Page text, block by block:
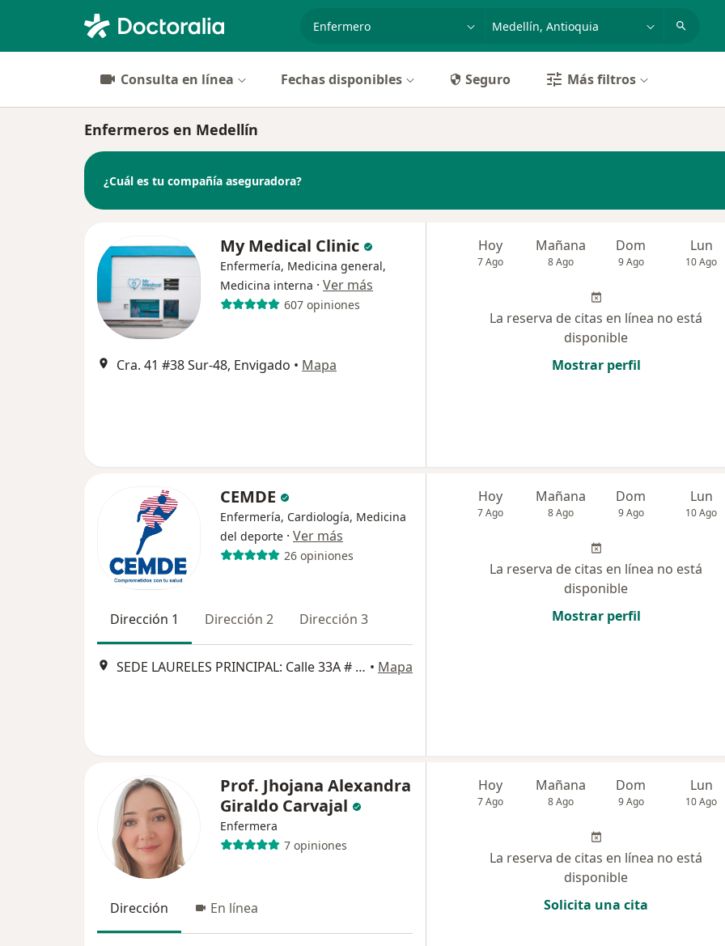
p. ej. Bogotá
Consulta en línea Fechas disponibles Seguro Más filtros
Enfermeros en Medellín
¿Cuál es tu compañía aseguradora?
My Medical Clinic
Enfermería, Medicina general,
Medicina interna · Ver más
607 opiniones
Cra. 41 #38 Sur-48, Envigado • Mapa
Hoy
7 Ago
Mañana
8 Ago
Dom
9 Ago
Lun
10 Ago
La reserva de citas en línea no está
disponible
Mostrar perfil
CEMDE
Enfermería, Cardiología, Medicina
del deporte · Ver más
26 opiniones
Dirección 1 Dirección 2 Dirección 3
SEDE LAURELES PRINCIPAL: Calle 33A # 74B-175, Medellín • Mapa
Hoy
7 Ago
Mañana
8 Ago
Dom
9 Ago
Lun
10 Ago
La reserva de citas en línea no está
disponible
Mostrar perfil
Prof. Jhojana Alexandra
Giraldo Carvajal
Enfermera
7 opiniones
Dirección En línea
Hoy
7 Ago
Mañana
8 Ago
Dom
9 Ago
Lun
10 Ago
La reserva de citas en línea no está
disponible
Solicita una cita